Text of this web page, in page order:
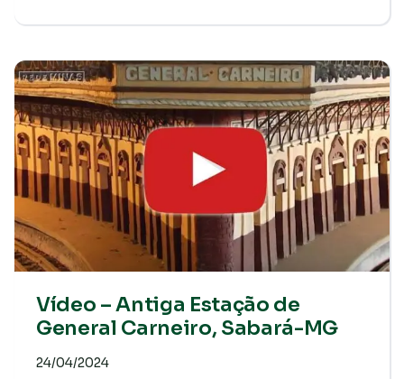
Vídeo – Antiga Estação de
General Carneiro, Sabará-MG
24/04/2024